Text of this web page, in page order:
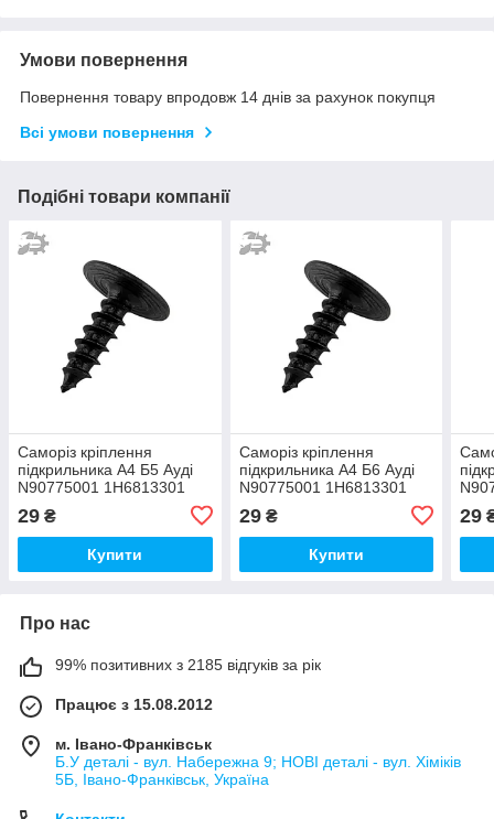
Умови повернення
Повернення товару впродовж 14 днів за рахунок покупця
Всі умови повернення
Подібні товари компанії
Саморіз кріплення
підкрильника А4 Б5 Ауді
N90775001 1H6813301
1H6898459B N90972801
29 ₴
Купити
Саморіз кріплення
підкрильника А4 Б6 Ауді
N90775001 1H6813301
1H6898459B N90972801
29₴
Купити
29
Про нас
99% позитивних з 2185 відгуків за рік
Працює з 15.08.2012
м. Івано-Франківськ
Б.У деталі - вул. Набережна 9; НОВІ деталі - вул. Хіміків
5Б, Івано-Франківськ, Україна